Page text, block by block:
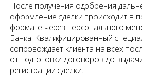
После получения одобрения
оформление сделки происходит в
формате через персонального
Банка. Квалифицированный
сопровождает клиента на всех
от подготовки договоров до
регистрации сделки.